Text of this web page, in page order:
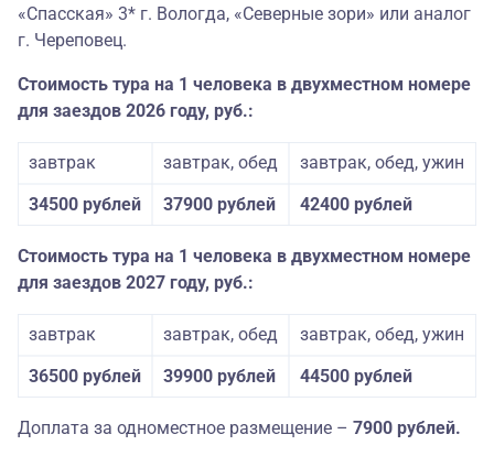
«Спасская» 3* г. Вологда, «Северные зори» или аналог
г. Череповец.
Стоимость тура на 1 человека в двухместном номере
для заездов 2026 году, руб.:
завтрак завтрак, обед
завтрак, обед, ужин
34500 рублей
37900 рублей 42400 рублей
Стоимость тура на 1 человека в двухместном номере
для заездов 2027 году, руб.:
завтрак завтрак, обед
завтрак, обед, ужин
36500 рублей
39900 рублей 44500 рублей
Доплата за одноместное размещение – 7900 рублей.